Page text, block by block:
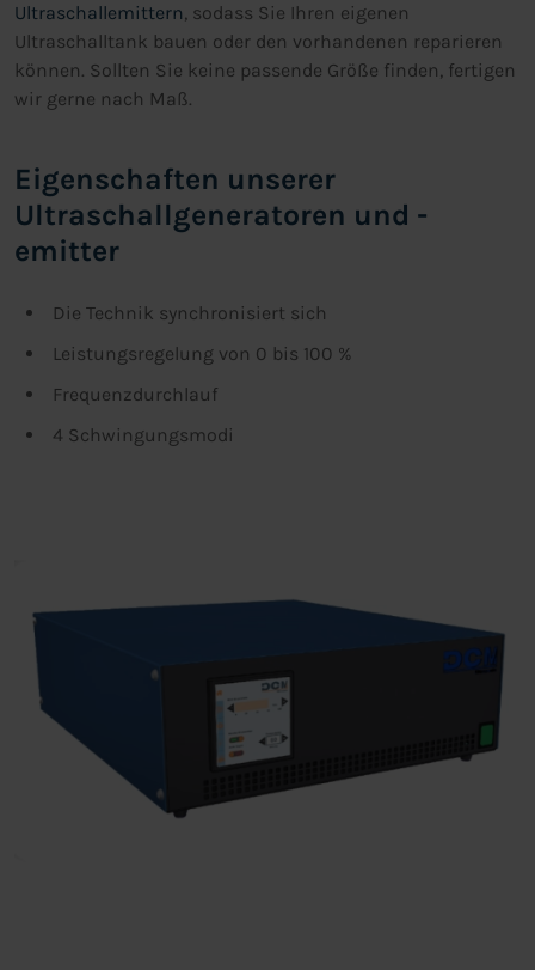
Ultraschallemittern, sodass Sie Ihren eigenen
Ultraschalltank bauen oder den vorhandenen reparieren
können. Sollten Sie keine passende Größe finden, fertigen
wir gerne nach Maß.
Eigenschaften unserer
Ultraschallgeneratoren und -
emitter
Die Technik synchronisiert sich
Leistungsregelung von 0 bis 100 %
Frequenzdurchlauf
4 Schwingungsmodi